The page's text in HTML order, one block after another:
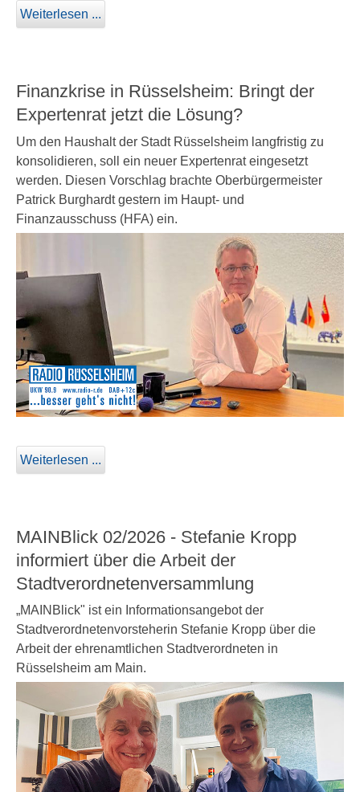
Weiterlesen ...
Finanzkrise in Rüsselsheim: Bringt der
Expertenrat jetzt die Lösung?
Um den Haushalt der Stadt Rüsselsheim langfristig zu
konsolidieren, soll ein neuer Expertenrat eingesetzt
werden. Diesen Vorschlag brachte Oberbürgermeister
Patrick Burghardt gestern im Haupt- und
Finanzausschuss (HFA) ein.
Weiterlesen ...
MAINBlick 02/2026 - Stefanie Kropp
informiert über die Arbeit der
Stadtverordnetenversammlung
„MAINBlick" ist ein Informationsangebot der
Stadtverordnetenvorsteherin Stefanie Kropp über die
Arbeit der ehrenamtlichen Stadtverordneten in
Rüsselsheim am Main.